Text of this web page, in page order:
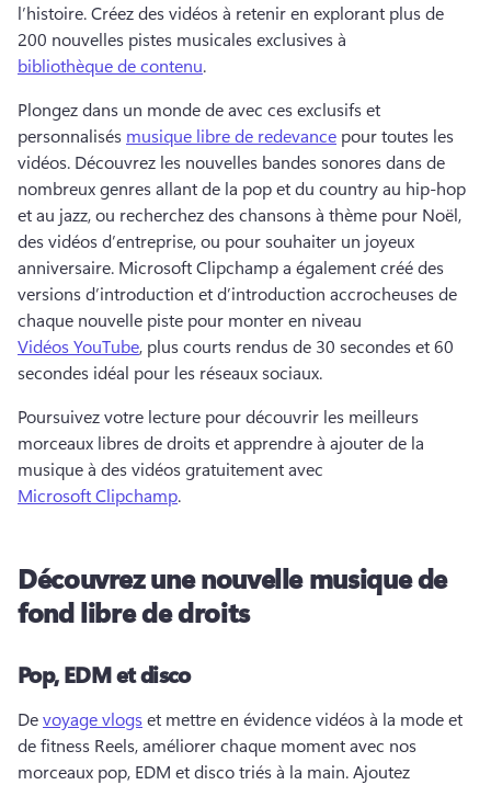
l’histoire. Créez des vidéos à retenir en explorant plus de
200 nouvelles pistes musicales exclusives à
bibliothèque de contenu.
Plongez dans un monde de avec ces exclusifs et
personnalisés musique libre de redevance pour toutes les
vidéos. Découvrez les nouvelles bandes sonores dans de
nombreux genres allant de la pop et du country au hip-hop
et au jazz, ou recherchez des chansons à thème pour Noël,
des vidéos d’entreprise, ou pour souhaiter un joyeux
anniversaire. Microsoft Clipchamp a également créé des
versions d’introduction et d’introduction accrocheuses de
chaque nouvelle piste pour monter en niveau
Vidéos YouTube, plus courts rendus de 30 secondes et 60
secondes idéal pour les réseaux sociaux.
Poursuivez votre lecture pour découvrir les meilleurs
morceaux libres de droits et apprendre à ajouter de la
musique à des vidéos gratuitement avec
Microsoft Clipchamp.
Découvrez une nouvelle musique de
fond libre de droits
Pop, EDM et disco
De voyage vlogs et mettre en évidence vidéos à la mode et
de fitness Reels, améliorer chaque moment avec nos
morceaux pop, EDM et disco triés à la main. Ajoutez